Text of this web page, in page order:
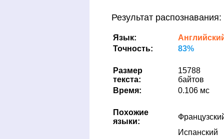
Результат распознавания:
Язык:
Точность:
83%
Размер
текста:
15788
байтов
Время:
0.106 мс
Похожие
языки:
Испанский